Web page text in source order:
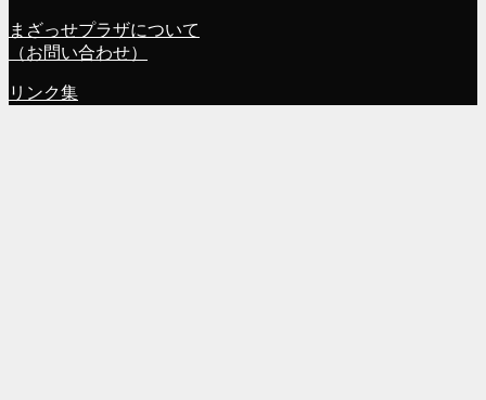
まざっせプラザについて
（お問い合わせ）
リンク集